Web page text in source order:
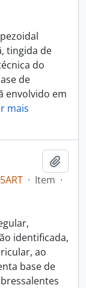
tingida de
do
de
envolvido em
mais
· Item ·
identificada,
ao
base de